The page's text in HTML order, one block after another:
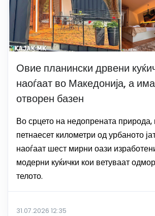
Овие планински дрвени
наоѓаат во Македонија, а
отворен базен
Во срцето на недопрената
петнаесет километри од урбаното
наоѓаат шест мирни оази
модерни куќички кои ветуваат
телото.
31.07.2026 12:35